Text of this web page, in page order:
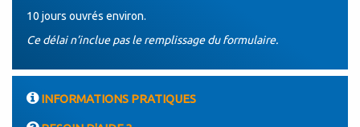
10 jours ouvrés environ.
Ce délai n’inclue pas le remplissage du formulaire.
INFORMATIONS PRATIQUES